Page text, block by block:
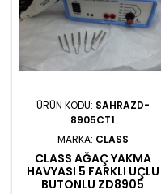
ÜRÜN KODU: SAHRAZD-
8905CT1
MARKA: CLASS
CLASS AĞAÇ YAKMA
HAVYASI 5 FARKLI UÇLU
BUTONLU ZD8905